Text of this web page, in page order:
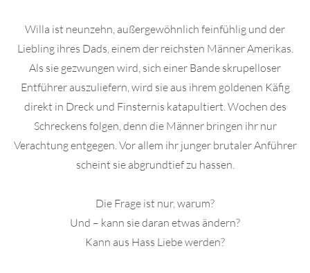
Willa ist neunzehn, außergewöhnlich feinfühlig und der
Liebling ihres Dads, einem der reichsten Männer Amerikas.
Als sie gezwungen wird, sich einer Bande skrupelloser
Entführer auszuliefern, wird sie aus ihrem goldenen Käfig
direkt in Dreck und Finsternis katapultiert. Wochen des
Schreckens folgen, denn die Männer bringen ihr nur
Verachtung entgegen. Vor allem ihr junger brutaler Anführer
scheint sie abgrundtief zu hassen.
Die Frage ist nur, warum?
Und – kann sie daran etwas ändern?
Kann aus Hass Liebe werden?